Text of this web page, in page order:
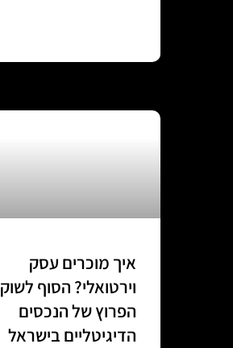
איך מוכרים עסק
וירטואלי? הסוף לשוק
הפרוץ של הנכסים
הדיגיטליים בישראל